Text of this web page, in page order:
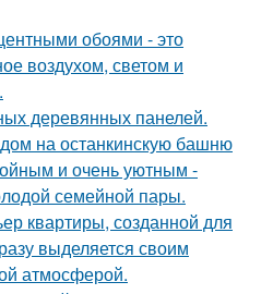
обоями - это
воздухом, светом и
деревянных панелей.
на останкинскую башню
и очень уютным -
семейной пары.
квартиры, созданной для
выделяется своим
атмосферой.